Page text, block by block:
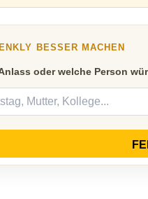
BESSER MACHEN
oder welche Person